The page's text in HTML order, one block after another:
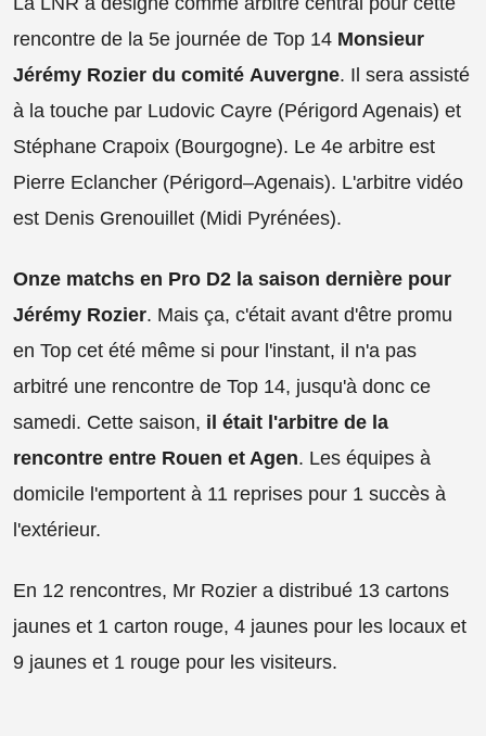
rencontre de la 5e journée de Top 14 Monsieur
Jérémy Rozier du comité Auvergne. Il sera assisté
à la touche par Ludovic Cayre (Périgord Agenais) et
Stéphane Crapoix (Bourgogne). Le 4e arbitre est
Pierre Eclancher (Périgord–Agenais). L'arbitre vidéo
est Denis Grenouillet (Midi Pyrénées).
Onze matchs en Pro D2 la saison dernière pour
Jérémy Rozier. Mais ça, c'était avant d'être promu
en Top cet été même si pour l'instant, il n'a pas
arbitré une rencontre de Top 14, jusqu'à donc ce
samedi. Cette saison, il était l'arbitre de la
rencontre entre Rouen et Agen. Les équipes à
domicile l'emportent à 11 reprises pour 1 succès à
l'extérieur.
En 12 rencontres, Mr Rozier a distribué 13 cartons
jaunes et 1 carton rouge, 4 jaunes pour les locaux et
9 jaunes et 1 rouge pour les visiteurs.